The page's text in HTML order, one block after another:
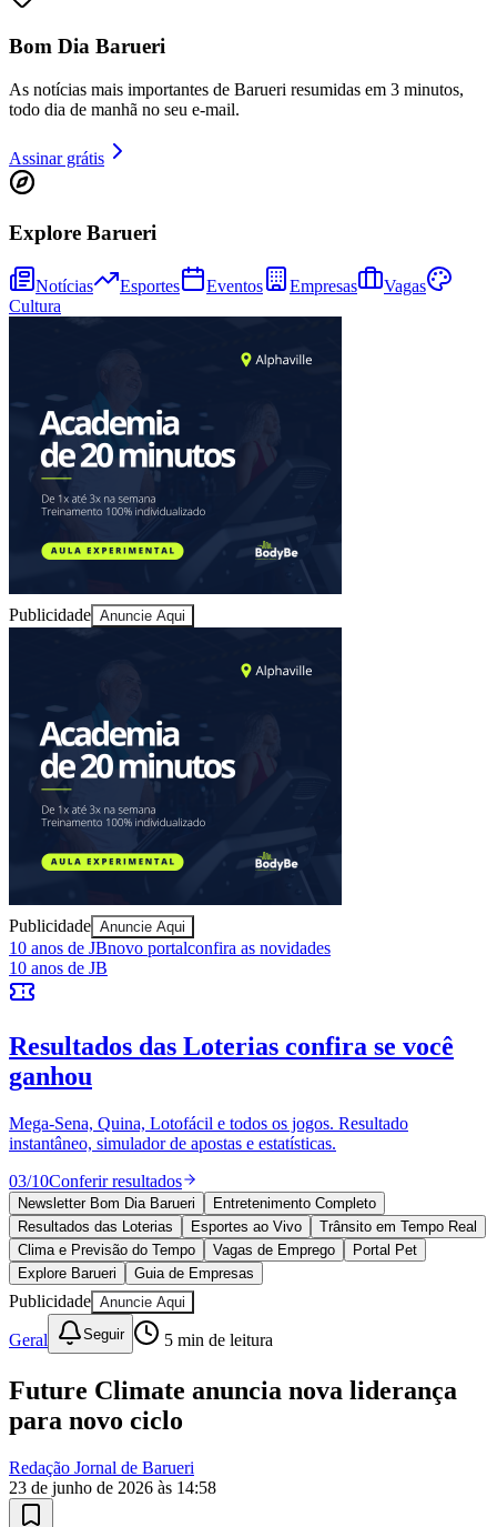
Cruzeiro
Bahia
Fortaleza
Bom Dia Barueri
As notícias mais importantes de Barueri resumidas em 3 minutos,
todo dia de manhã no seu e-mail.
Assinar grátis
Explore Barueri
Notícias Esportes Eventos Empresas
Vagas
Cultura
Publicidade Anuncie Aqui
Publicidade Anuncie Aqui
10 anos de JB novo portal